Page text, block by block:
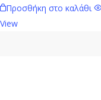
Προσθήκη στο καλάθι
View